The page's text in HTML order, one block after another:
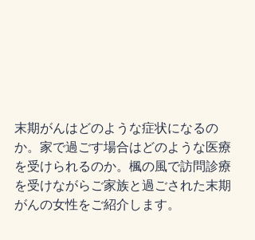
末期がんはどのような症状になるの
か。家で過ごす場合はどのような医療
を受けられるのか。楓の風で訪問診療
を受けながらご家族と過ごされた末期
がんの女性をご紹介します。